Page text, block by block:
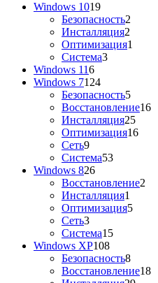
Windows 1019
Безопасность2
Инсталляция2
Оптимизация1
Система3
Windows 116
Windows 7124
Безопасность5
Восстановление16
Инсталляция25
Оптимизация16
Сеть9
Система53
Windows 826
Восстановление2
Инсталляция1
Оптимизация5
Сеть3
Система15
Windows XP108
Безопасность8
Восстановление18